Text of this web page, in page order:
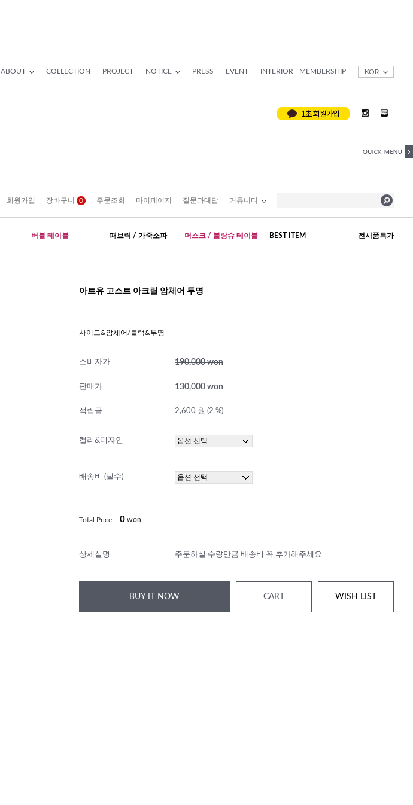
ABOUT COLLECTION PROJECT NOTICE PRESS EVENT INTERIOR MEMBERSHIP KOR
회원가입 장바구니 0 주문조회 마이페이지 질문과대답 커뮤니티
버블 테이블 패브릭 / 가죽소파 머스크 / 블랑슈 테이블 BEST ITEM 전시품특가
아트유 고스트 아크릴 암체어 투명
사이드&암체어/블랙&투명
소비자가 190,000 won
판매가 130,000 won
적립금 2,600 원 (2 %)
컬러&디자인
배송비 (필수)
Total Price 0 won
상세설명 주문하실 수량만큼 배송비 꼭 추가해주세요
BUY IT NOW CART WISH LIST